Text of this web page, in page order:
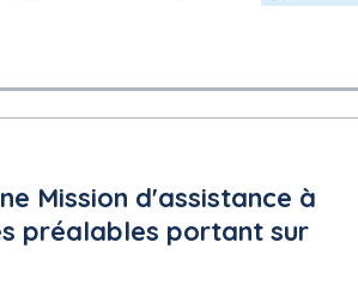
Mission d'assistance à
préalables portant sur